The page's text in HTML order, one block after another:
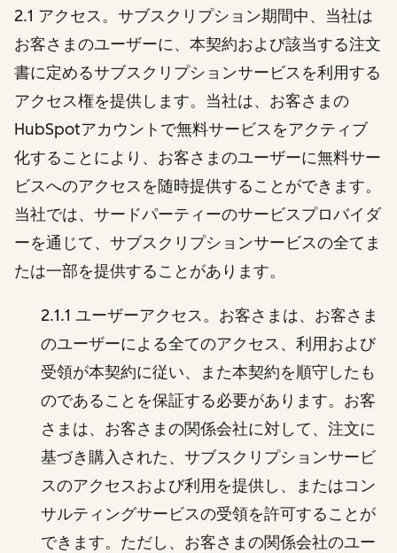
2.1 アクセス。サブスクリプション期間中、当社は
お客さまのユーザーに、本契約および該当する注文
書に定めるサブスクリプションサービスを利用する
アクセス権を提供します。当社は、お客さまの
HubSpotアカウントで無料サービスをアクティブ
化することにより、お客さまのユーザーに無料サー
ビスへのアクセスを随時提供することができます。
当社では、サードパーティーのサービスプロバイダ
ーを通じて、サブスクリプションサービスの全てま
たは一部を提供することがあります。
2.1.1 ユーザーアクセス。お客さまは、お客さま
のユーザーによる全てのアクセス、利用および
受領が本契約に従い、また本契約を順守したも
のであることを保証する必要があります。お客
さまは、お客さまの関係会社に対して、注文に
基づき購入された、サブスクリプションサービ
スのアクセスおよび利用を提供し、またはコン
サルティングサービスの受領を許可することが
できます。ただし、お客さまの関係会社のユー